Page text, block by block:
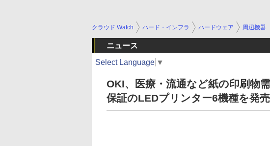
クラウド Watch ハード・インフラ ハードウェア 周辺機器
ニュース
Select Language ▼
OKI、医療・流通など紙の印刷物
保証のLEDプリンター6機種を発売